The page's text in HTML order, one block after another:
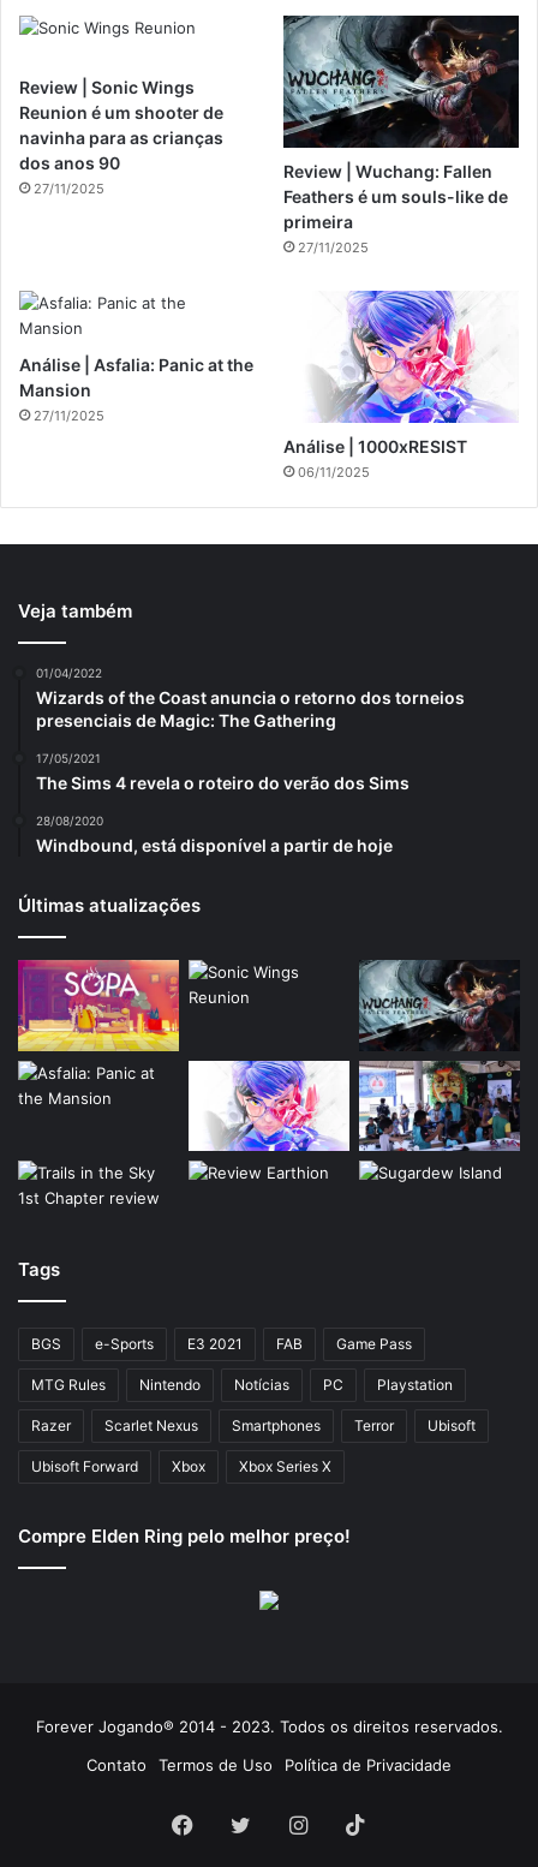
Review | Sonic Wings
Reunion é um shooter de
navinha para as crianças
dos anos 90
27/11/2025
Review | Wuchang: Fallen
Feathers é um souls-like de
primeira
27/11/2025
Análise | Asfalia: Panic at the
Mansion
27/11/2025
Análise | 1000xRESIST
06/11/2025
Veja também
01/04/2022
Wizards of the Coast anuncia o retorno dos torneios
presenciais de Magic: The Gathering
17/05/2021
The Sims 4 revela o roteiro do verão dos Sims
28/08/2020
Windbound, está disponível a partir de hoje
Últimas atualizações
Tags
BGS e-Sports E3 2021 FAB Game Pass
MTG Rules Nintendo Notícias PC Playstation
Razer Scarlet Nexus Smartphones Terror Ubisoft
Ubisoft Forward Xbox Xbox Series X
Compre Elden Ring pelo melhor preço!
Forever Jogando® 2014 - 2023. Todos os direitos reservados.
Contato
Termos de Uso Política de Privacidade
Facebook
TwitterInstagram